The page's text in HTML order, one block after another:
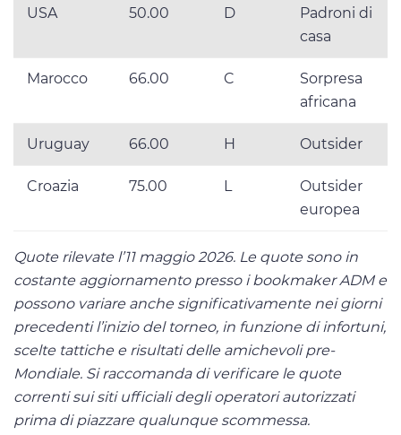
USA 50.00 D
Padroni di
casa
Marocco 66.00 C
Sorpresa
africana
Uruguay 66.00 H Outsider
Croazia 75.00 L
Outsider
europea
Quote rilevate l’11 maggio 2026. Le quote sono in
costante aggiornamento presso i bookmaker ADM e
possono variare anche significativamente nei giorni
precedenti l’inizio del torneo, in funzione di infortuni,
scelte tattiche e risultati delle amichevoli pre-
Mondiale. Si raccomanda di verificare le quote
correnti sui siti ufficiali degli operatori autorizzati
prima di piazzare qualunque scommessa.